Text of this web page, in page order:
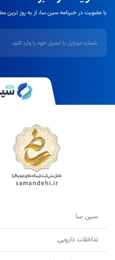
با عضویت در خبرنامه سین سا، از به روز ترین
سین سا
تداخلات دارویی